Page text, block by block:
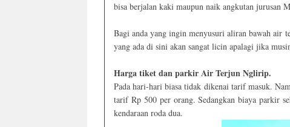
bisa berjalan kaki maupun naik angkutan jurusan
Bagi anda yang ingin menyusuri aliran bawah air
yang ada di sini akan sangat licin apalagi jika
Harga tiket dan parkir Air Terjun Nglirip.
Pada hari-hari biasa tidak dikenai tarif masuk.
tarif Rp 500 per orang. Sedangkan biaya parkir
kendaraan roda dua.